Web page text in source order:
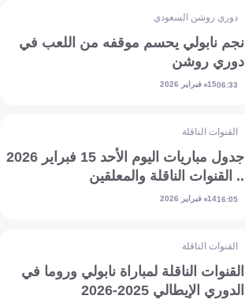
دوري روشن السعودي
نجم نابولي يحسم موقفه من اللعب في
دوري روشن
06:3315 فبراير 2026
القنوات الناقلة
جدول مباريات اليوم الأحد 15 فبراير 2026
.. القنوات الناقلة والمعلقين
16:0514 فبراير 2026
القنوات الناقلة
القنوات الناقلة لمباراة نابولي وروما في
الدوري الإيطالي 2025-2026